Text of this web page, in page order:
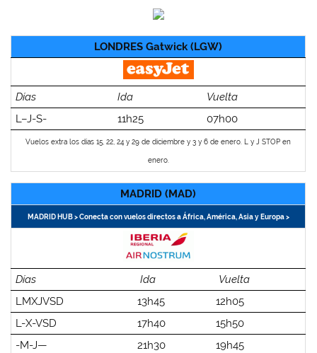
LONDRES Gatwick (LGW)
Días Ida
Vuelta
L–J-S-
11h25 07h00
Vuelos extra los días 15, 22, 24 y 29 de diciembre y 3 y 6 de enero. L y J STOP en
enero.
MADRID (MAD)
MADRID HUB > Conecta con vuelos directos a África, América, Asia y Europa >
Días Ida
Vuelta
LMXJVSD
13h45
12h05
L-X-VSD
17h40
15h50
-M-J—
21h30 19h45